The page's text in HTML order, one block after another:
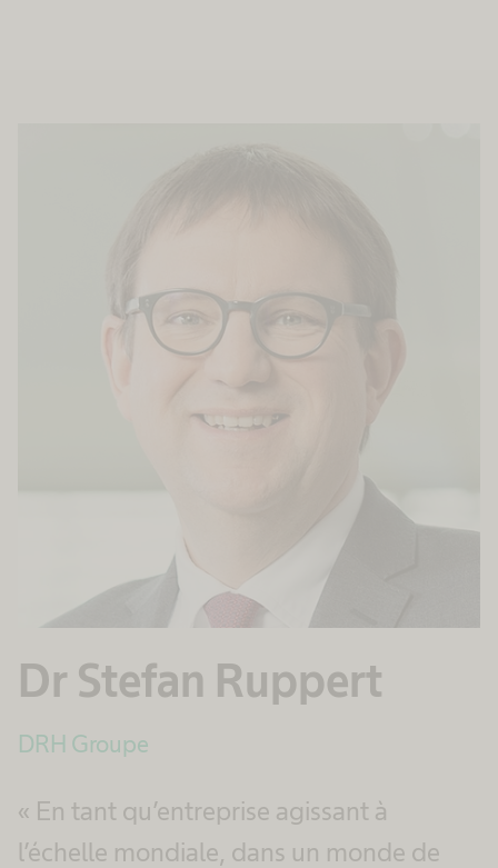
Dr Stefan Ruppert
DRH Groupe
« En tant qu’entreprise agissant à
l’échelle mondiale, dans un monde de